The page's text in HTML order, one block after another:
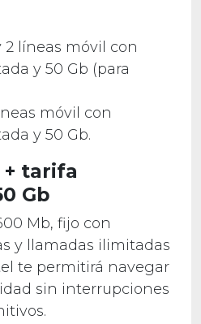
2 líneas móvil con
y 50 Gb (para
móvil con
y 50 Gb.
+ tarifa
Gb
Mb, fijo con
y llamadas ilimitadas
te permitirá navegar
sin interrupciones